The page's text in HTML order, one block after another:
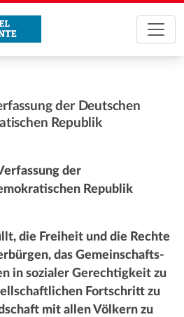
der Deutschen
Republik
der
Republik
die Freiheit und die Rechte
das Gemeinschafts-
in sozialer Gerechtigkeit zu
Fortschritt zu
mit allen Völkern zu